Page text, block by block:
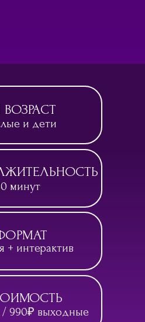
990₽ выходные
+ интерактив
минут
и дети
ВОЗРАСТ